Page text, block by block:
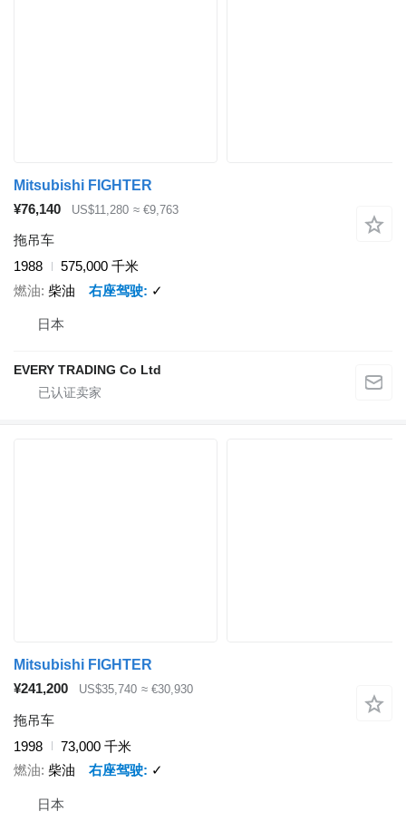
Mitsubishi FIGHTER
¥76,140
US$11,280 ≈ €9,763
拖吊车
1988
575,000 千米
燃油 柴油 右座驾驶 ✓
日本
EVERY TRADING Co Ltd
Mitsubishi FIGHTER
¥241,200
US$35,740 ≈ €30,930
拖吊车
1998
73,000 千米
燃油 柴油 右座驾驶 ✓
日本